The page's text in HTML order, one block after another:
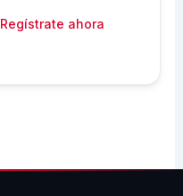
Regístrate ahora